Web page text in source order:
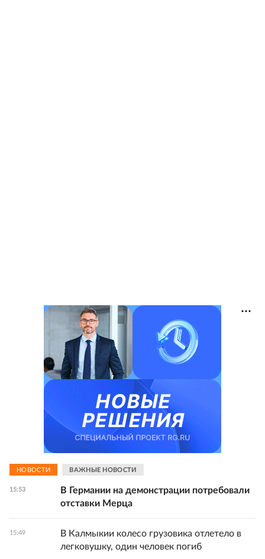
НОВОСТИ ВАЖНЫЕ НОВОСТИ
15:53
В Германии на демонстрации потребовали
отставки Мерца
15:49
В Калмыкии колесо грузовика отлетело в
легковушку, один человек погиб